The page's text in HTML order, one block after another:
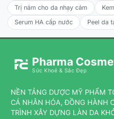
Trị nám cho da nhạy cảm
Serum HA cấp nước
Peel da
Pharma
Sức Khoẻ & Sắc Đẹp
NỀN TẢNG DƯỢC MỸ PHẨM
CÁ NHÂN HÓA, ĐỒNG HÀNH
TRÌNH XÂY DỰNG LÀN DA